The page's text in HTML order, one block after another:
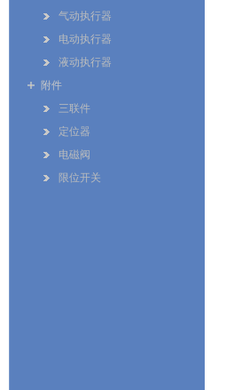
气动执行器
电动执行器
液动执行器
附件
三联件
定位器
电磁阀
限位开关